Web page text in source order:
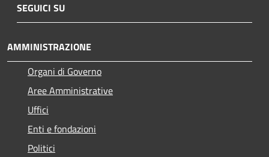
SEGUICI SU
AMMINISTRAZIONE
Organi di Governo
Aree Amministrative
Uffici
Enti e fondazioni
Politici